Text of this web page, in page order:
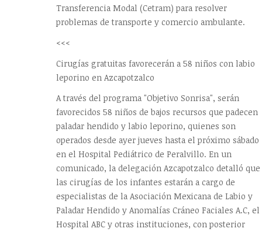
Transferencia Modal (Cetram) para resolver
problemas de transporte y comercio ambulante.
<<<
Cirugías gratuitas favorecerán a 58 niños con labio
leporino en Azcapotzalco
A través del programa "Objetivo Sonrisa", serán
favorecidos 58 niños de bajos recursos que padecen
paladar hendido y labio leporino, quienes son
operados desde ayer jueves hasta el próximo sábado
en el Hospital Pediátrico de Peralvillo. En un
comunicado, la delegación Azcapotzalco detalló que
las cirugías de los infantes estarán a cargo de
especialistas de la Asociación Mexicana de Labio y
Paladar Hendido y Anomalías Cráneo Faciales A.C, el
Hospital ABC y otras instituciones, con posterior